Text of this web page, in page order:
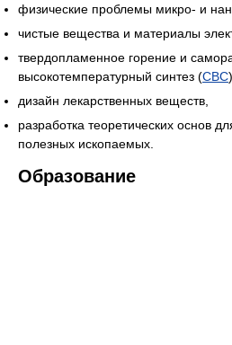
физические проблемы микро- и
чистые вещества и материалы
твердопламенное горение и
высокотемпературный синтез (СВС),
дизайн лекарственных веществ,
разработка теоретических основ
полезных ископаемых.
Образование